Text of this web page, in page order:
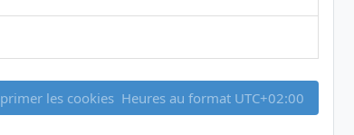
les cookies Heures au format UTC+02:00